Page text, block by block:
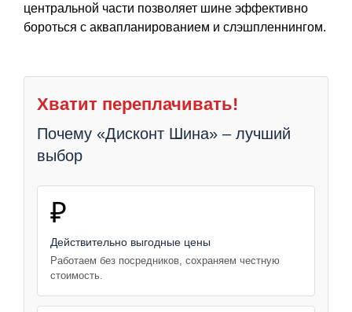
центральной части позволяет шине эффективно
бороться с аквапланированием и слэшпленнингом.
Хватит переплачивать!
Почему «Дисконт Шина» – лучший
выбор
₽
Действительно выгодные цены
Работаем без посредников, сохраняем честную
стоимость.